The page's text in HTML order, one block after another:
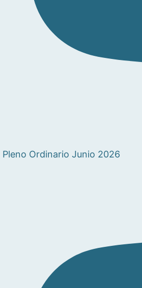
Pleno Ordinario Junio 2026